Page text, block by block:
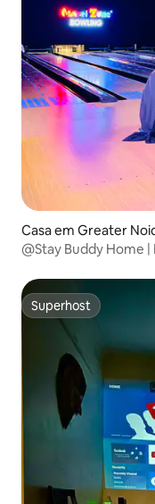
Casa em Greater
@Stay Buddy Home
Superhost
Superhost